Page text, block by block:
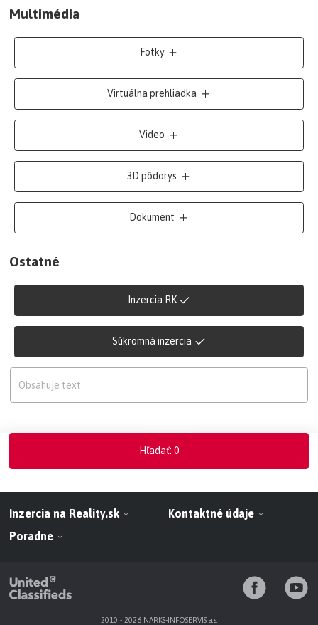
Multimédia
Fotky
Virtuálna prehliadka
Video
3D pôdorys
Dokument
Ostatné
Inzercia RK
Súkromná inzercia
Hľadať: 0
Inzercia na Reality.sk
Kontaktné údaje
Poradne
2010 - 2026 NARKS-INFOSERVIS a.s.